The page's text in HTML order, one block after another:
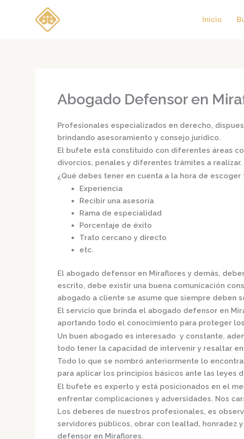
Inicio
Abogado Defensor en
Profesionales especializados en derecho,
brindando asesoramiento y consejo jurídico.
El bufete está constituido con diferentes áreas
divorcios, penales y diferentes trámites a
¿Qué debes tener en cuenta a la hora de escoger
Experiencia
Recibir una asesoría
Rama de especialidad
Porcentaje de éxito
Trato cercano y directo
etc.
El abogado defensor en Miraflores y demás,
escrito, debe existir una buena comunicación
abogado a cliente se asume que siempre deben
El servicio que brinda el abogado defensor en
aportando todo el conocimiento para proteger
Un buen abogado es interesado y constante,
todo tener la capacidad de intervenir y resaltar
Todo lo que se nombró anteriormente lo
para aplicar los principios básicos ante las leyes
El bufete es experto y está posicionados en el
enfrentar complicaciones y adversidades. Nos
Los deberes de nuestros profesionales, es
servidores públicos, obrar con lealtad, honradez
defensor en Miraflores.